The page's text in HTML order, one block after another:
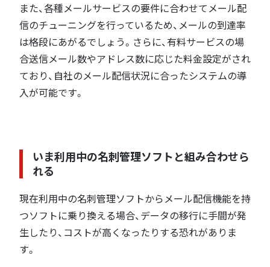
また、各種メールサービスの要件に合わせてメール配
信のチューニングを行っているため、メールの到達率
は格段にあがるでしょう。さらに、有料サービスの場
合送信メール数やアドレス数に応じた料金設定がされ
ており、自社のメール配信状況に合ったシステムの導
入が可能です。
いま利用中の名刺管理ソフトと組み合わせら
れる
現在利用中の名刺管理ソフトからメール配信機能を持
つソフトに乗り換える場合、データの移行に手間が発
生したり、コストが高くなったりする恐れがありま
す。